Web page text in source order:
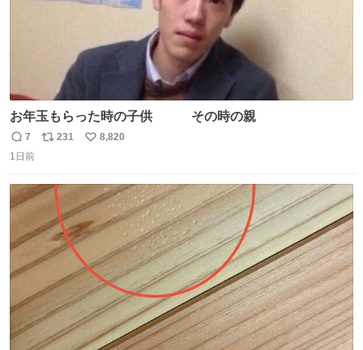
お年玉もらった時の子供 その時の親
返
信
7
リ
ト
231
い
数
8,820
1日前